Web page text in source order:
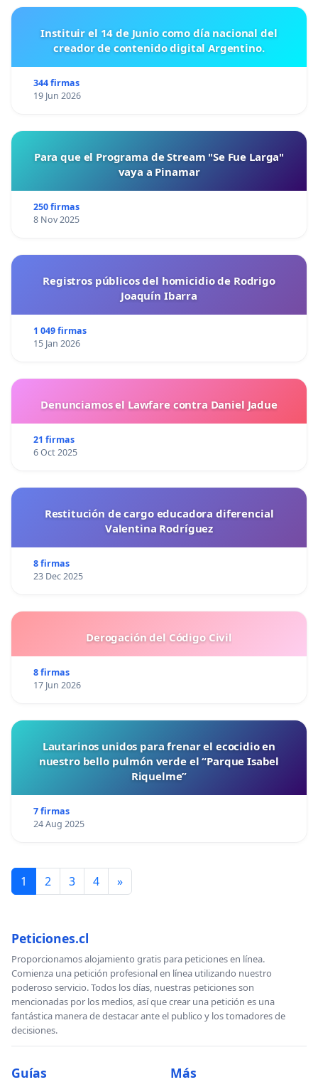
Instituir el 14 de Junio como día nacional del
creador de contenido digital Argentino.
344 firmas
19 Jun 2026
Para que el Programa de Stream "Se Fue Larga"
vaya a Pinamar
250 firmas
8 Nov 2025
Registros públicos del homicidio de Rodrigo
Joaquín Ibarra
1 049 firmas
15 Jan 2026
Denunciamos el Lawfare contra Daniel Jadue
21 firmas
6 Oct 2025
Restitución de cargo educadora diferencial
Valentina Rodríguez
8 firmas
23 Dec 2025
Derogación del Código Civil
8 firmas
17 Jun 2026
Lautarinos unidos para frenar el ecocidio en
nuestro bello pulmón verde el “Parque Isabel
Riquelme”
7 firmas
24 Aug 2025
1 2 3 4 »
Peticiones.cl
Proporcionamos alojamiento gratis para peticiones en línea.
Comienza una petición profesional en línea utilizando nuestro
poderoso servicio. Todos los días, nuestras peticiones son
mencionadas por los medios, así que crear una petición es una
fantástica manera de destacar ante el publico y los tomadores de
decisiones.
Guías Más